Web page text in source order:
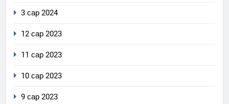
3 сар 2024
12 сар 2023
11 сар 2023
10 сар 2023
9 сар 2023